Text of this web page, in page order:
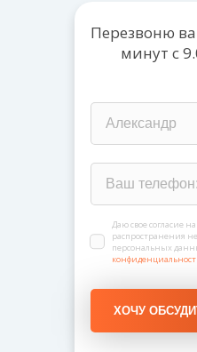
Перезвоню
минут с
Даю свое согласие
распространения
персональных
ХОЧУ